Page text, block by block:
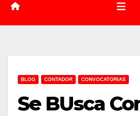
BLOG CONTADOR CONVOCATORIAS
Se BUsca